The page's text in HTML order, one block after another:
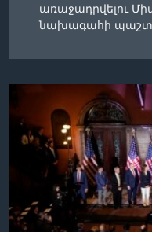
առաջադրվելու
նախագահի